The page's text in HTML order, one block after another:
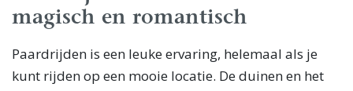
magisch en romantisch
Paardrijden is een leuke ervaring, helemaal als je
kunt rijden op een mooie locatie. De duinen en het